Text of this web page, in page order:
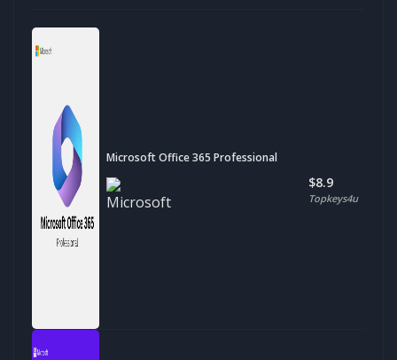
Microsoft Office 365 Professional
$8.9
Topkeys4u